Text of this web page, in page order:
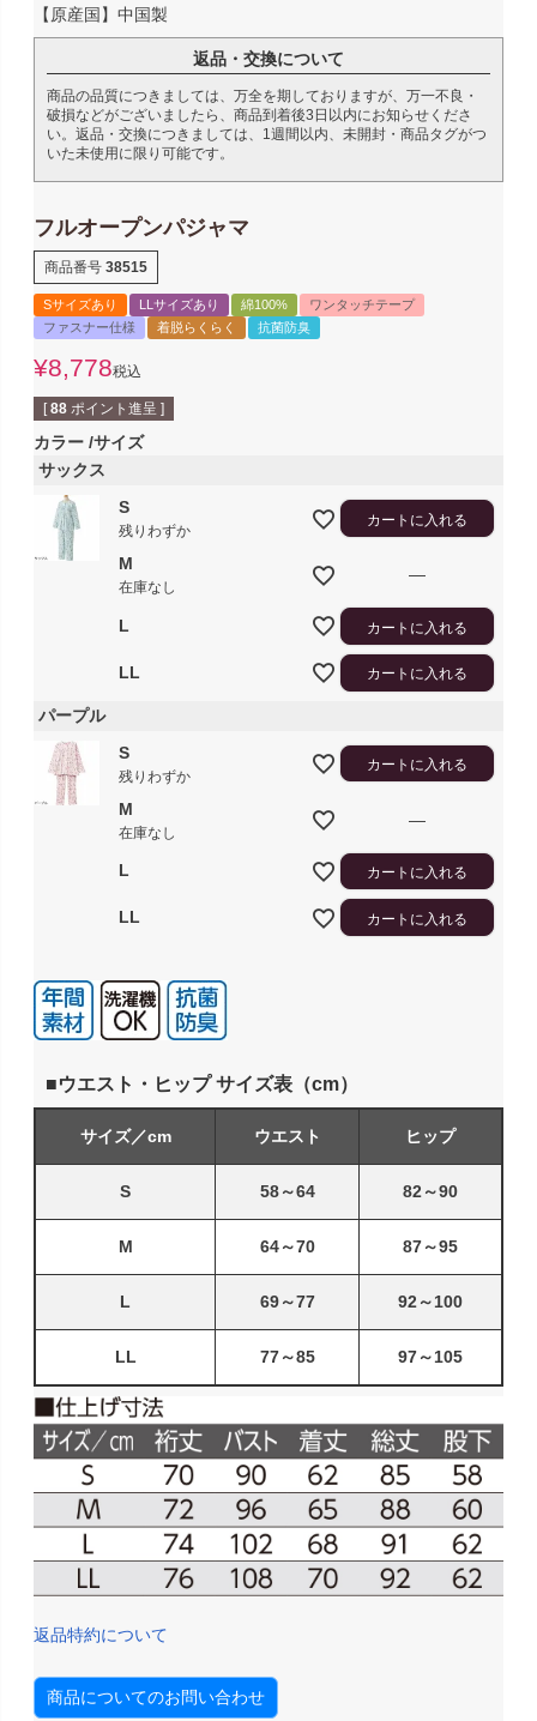
【原産国】中国製
返品・交換について
商品の品質につきましては、万全を期しておりますが、万一不良・
破損などがございましたら、商品到着後3日以内にお知らせくださ
い。返品・交換につきましては、1週間以内、未開封・商品タグがつ
いた未使用に限り可能です。
フルオープンパジャマ
商品番号 38515
Sサイズあり LLサイズあり 綿100%
ワンタッチテープ
ファスナー仕様
着脱らくらく 抗菌防臭
¥8,778税込
[ 88 ポイント進呈 ]
カラー サイズ
サックス
S
残りわずか
カートに入れる
M
在庫なし
—
L カートに入れる
LL カートに入れる
パープル
S
残りわずか
カートに入れる
M
在庫なし
—
L カートに入れる
LL カートに入れる
■ウエスト・ヒップ サイズ表（cm）
サイズ／cm ウエスト ヒップ
S 58～64 82～90
M 64～70 87～95
L 69～77 92～100
LL 77～85 97～105
返品特約について
商品についてのお問い合わせ